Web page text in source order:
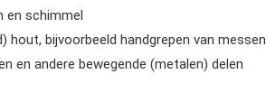
en schimmel
hout, bijvoorbeeld handgrepen van messen
en andere bewegende (metalen) delen